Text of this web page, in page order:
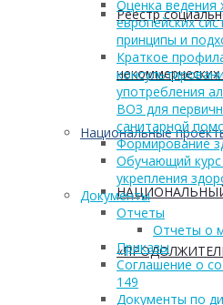
Реестр
некоммерческих
Национальные
Оценка ведения
европейских
принципы и
Краткое
употребления
ВОЗ для
санитарной
Формирование
Обучающий
укрепления
Документы
Отчеты
Отчеты о
Приказы
Соглашение о
149
Документы по